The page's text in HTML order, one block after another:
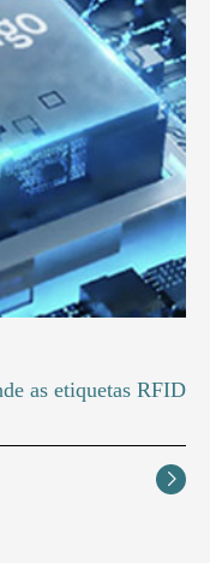
as etiquetas RFID
